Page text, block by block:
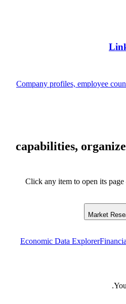
Company profiles, employee
10+ capabilities,
Click any item to open its
Market
Economic Data Explorer